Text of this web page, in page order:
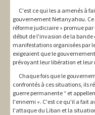
C'est ce qui les a amenés à
gouvernement Netanyahou. Ce
réforme judiciaire » promue
début de l'invasion de la bande
manifestations organisées par
exigeaient que le
prévoyant leur libération et leur
Chaque fois que le
confrontés à ces situations, ils
guerre permanente “ et
l'ennemi ». C'est ce qu'il a fait
l'attaque du Liban et la